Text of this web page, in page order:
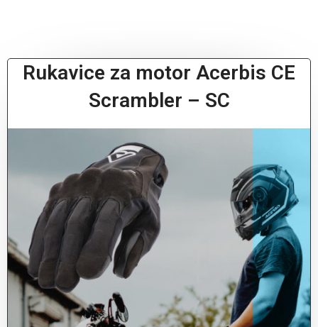
Rukavice za motor Acerbis CE
Scrambler – SC